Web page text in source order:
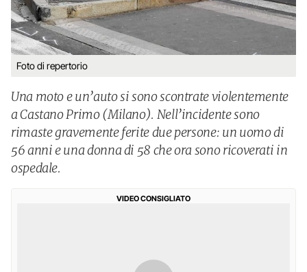
Foto di repertorio
Una moto e un’auto si sono scontrate violentemente
a Castano Primo (Milano). Nell’incidente sono
rimaste gravemente ferite due persone: un uomo di
56 anni e una donna di 58 che ora sono ricoverati in
ospedale.
VIDEO CONSIGLIATO